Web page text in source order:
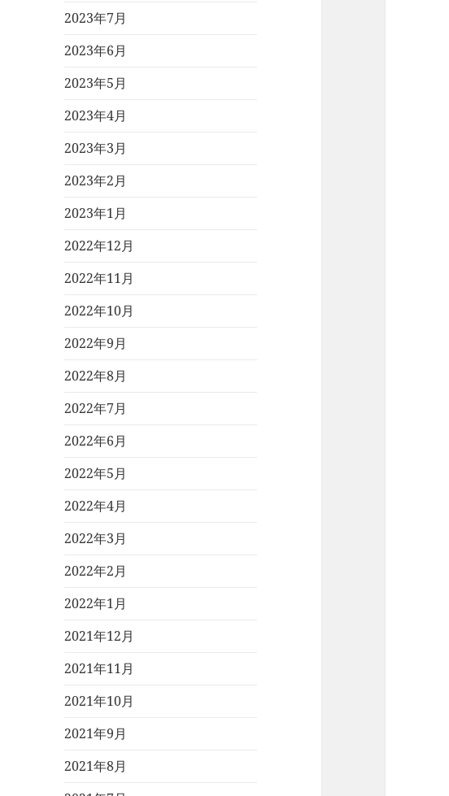
2023年7月
2023年6月
2023年5月
2023年4月
2023年3月
2023年2月
2023年1月
2022年12月
2022年11月
2022年10月
2022年9月
2022年8月
2022年7月
2022年6月
2022年5月
2022年4月
2022年3月
2022年2月
2022年1月
2021年12月
2021年11月
2021年10月
2021年9月
2021年8月